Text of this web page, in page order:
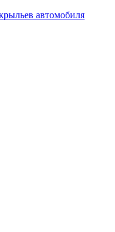
автомобиля